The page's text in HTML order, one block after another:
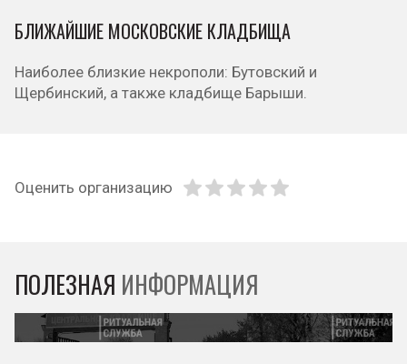
БЛИЖАЙШИЕ МОСКОВСКИЕ КЛАДБИЩА
Наиболее близкие некрополи: Бутовский и
Щербинский, а также кладбище Барыши.
Оценить организацию
ПОЛЕЗНАЯ ИНФОРМАЦИЯ